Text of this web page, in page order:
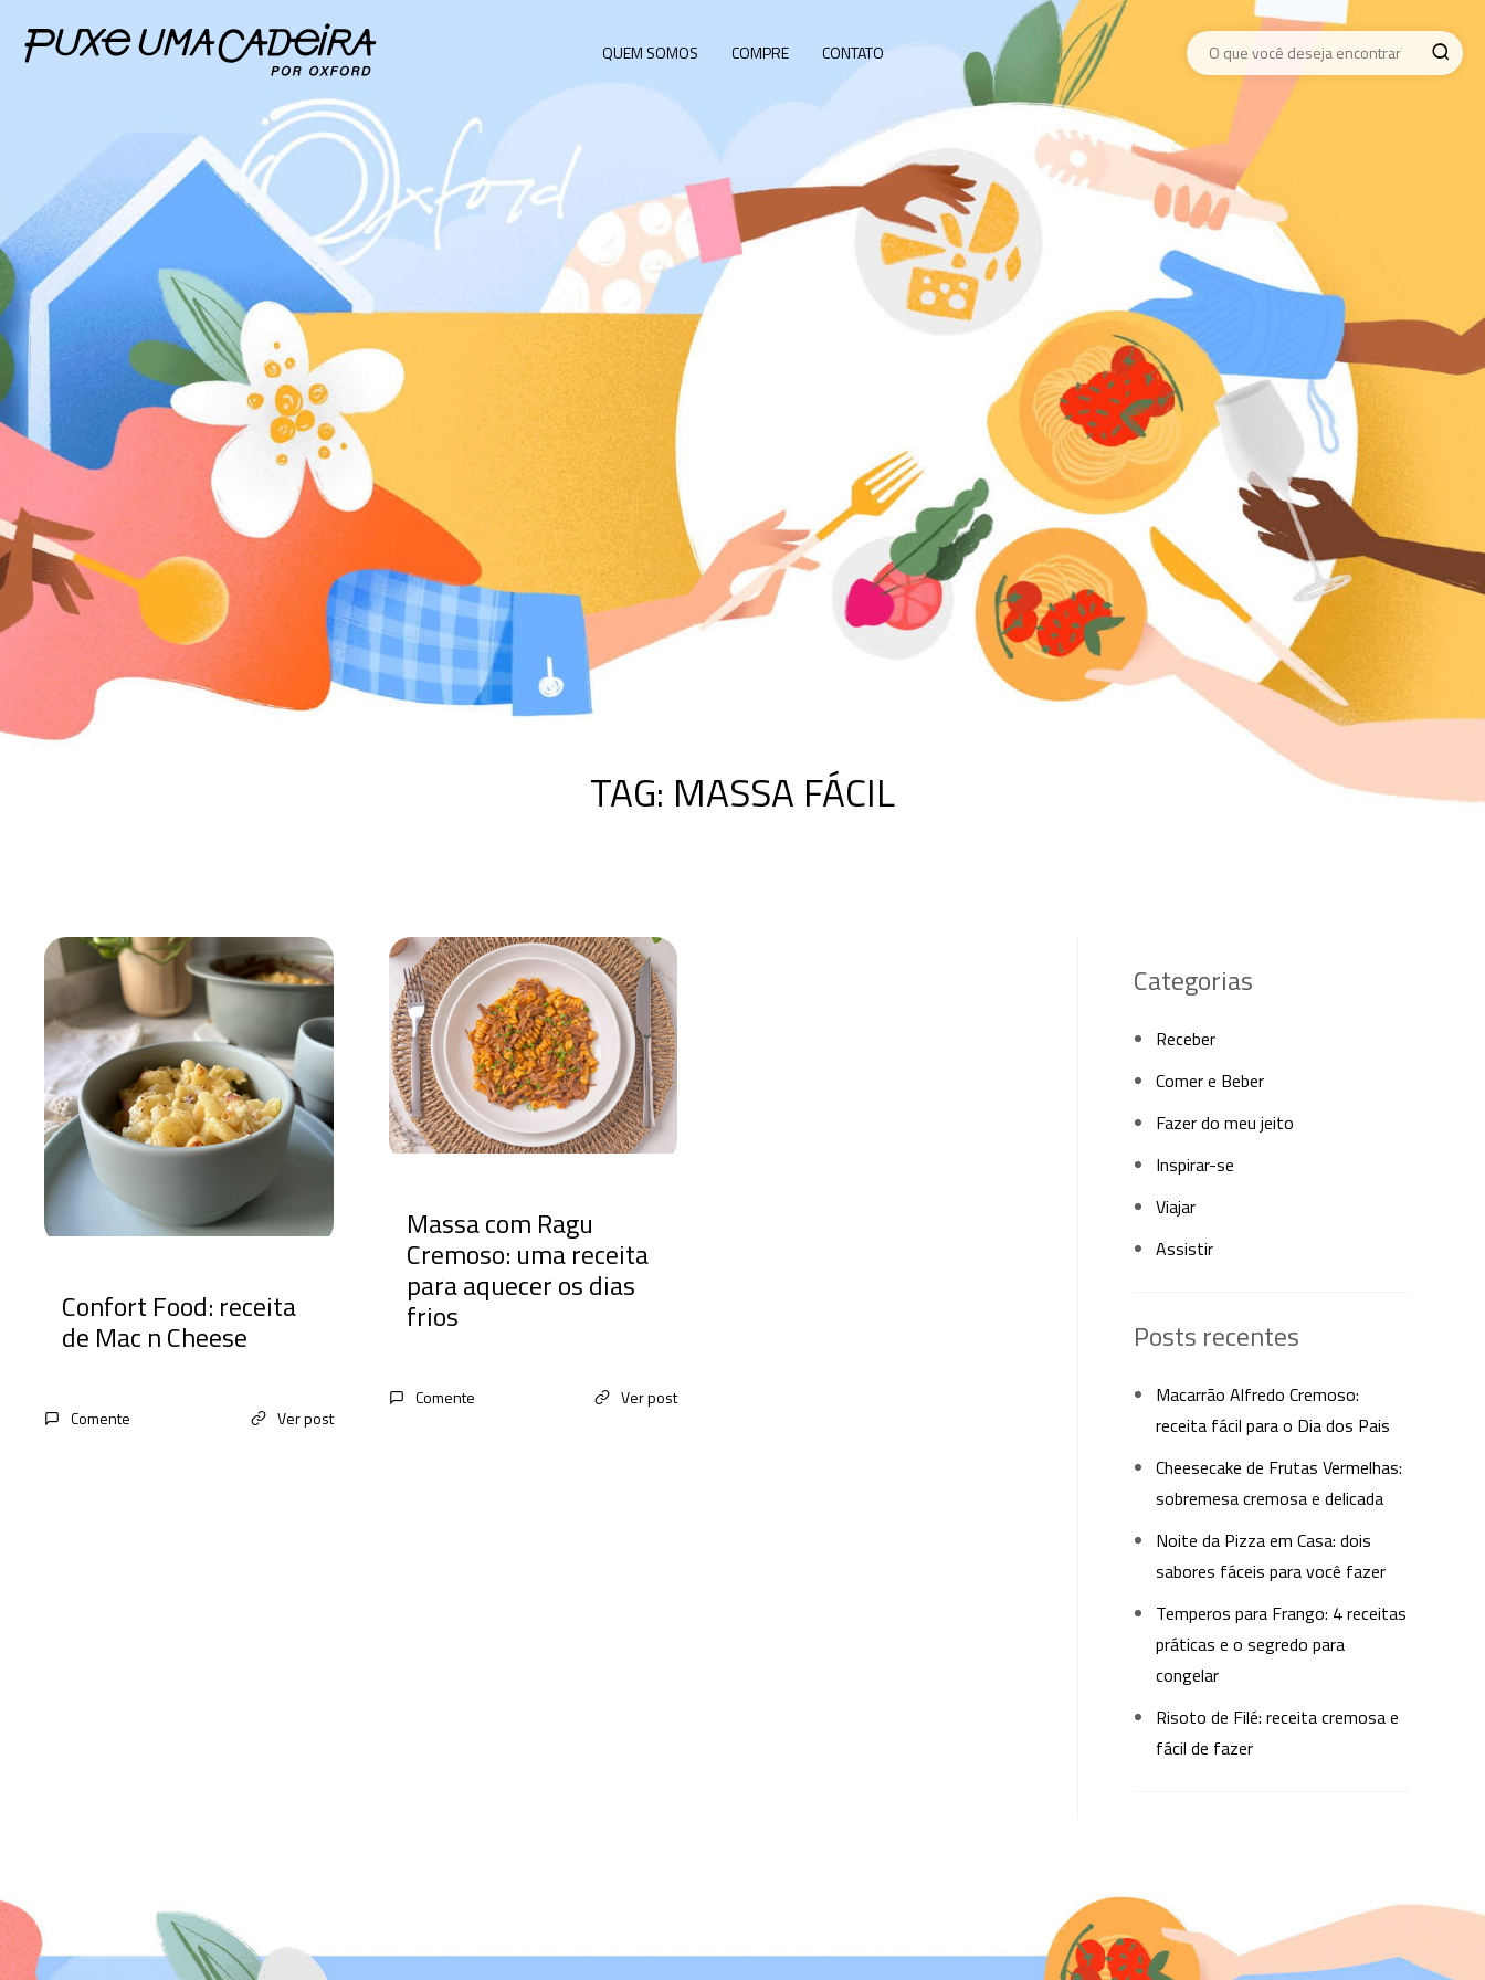
QUEM SOMOS COMPRE CONTATO
TAG: MASSA FÁCIL
Confort Food: receita
de Mac n Cheese
Comente Ver post
Massa com Ragu
Cremoso: uma receita
para aquecer os dias
frios
Comente Ver post
Categorias
Receber
Comer e Beber
Fazer do meu jeito
Inspirar-se
Viajar
Assistir
Posts recentes
Macarrão Alfredo Cremoso:
receita fácil para o Dia dos Pais
Cheesecake de Frutas Vermelhas:
sobremesa cremosa e delicada
Noite da Pizza em Casa: dois
sabores fáceis para você fazer
Temperos para Frango: 4 receitas
práticas e o segredo para
congelar
Risoto de Filé: receita cremosa e
fácil de fazer